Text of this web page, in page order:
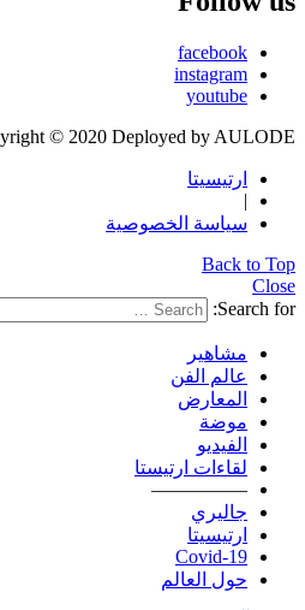
facebook
instagram
youtube
© 2020 Deployed by AULODE
ارتيسيتا
|
سياسة الخصوصية
Back to Top
Close
Search for:
مشاهير
عالم الفن
المعارض
موضة
الفيديو
لقاءات ارتيستا
—————
جاليري
ارتيسيتا
Covid-19
حول العالم